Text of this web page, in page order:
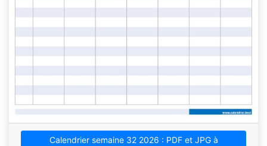
Calendrier semaine 32 2026 : PDF et JPG à